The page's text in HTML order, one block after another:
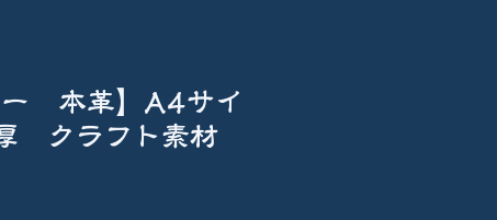
ー 本革】A4サイ
クラフト素材